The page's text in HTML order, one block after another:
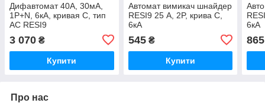
Дифавтомат 40А, 30мA,
1P+N, 6кA, кривая С, тип
АС RESI9
3 070 ₴
Купити
Автомат вимикач шнайдер
RESI9 25 А, 2P, крива С,
6кА
545₴
Купити
6кА
865
Про нас